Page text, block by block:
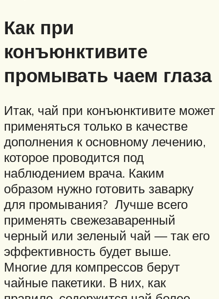
Как при
конъюнктивите
промывать чаем глаза
Итак, чай при конъюнктивите может
применяться только в качестве
дополнения к основному лечению,
которое проводится под
наблюдением врача. Каким
образом нужно готовить заварку
для промывания? Лучше всего
применять свежезаваренный
черный или зеленый чай — так его
эффективность будет выше.
Многие для компрессов берут
чайные пакетики. В них, как